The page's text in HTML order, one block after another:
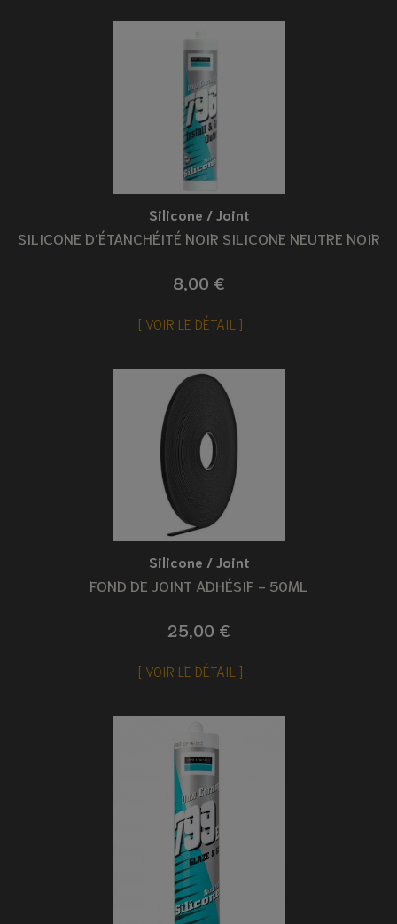
Silicone / Joint
SILICONE D'ÉTANCHÉITÉ NOIR SILICONE NEUTRE NOIR
8,00 €
VOIR LE DÉTAIL
Silicone / Joint
FOND DE JOINT ADHÉSIF - 50ML
25,00 €
VOIR LE DÉTAIL